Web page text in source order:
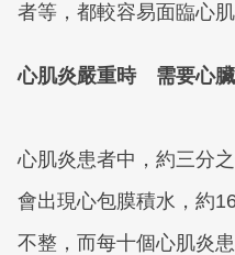
者等，都較容易面臨心肌
心肌炎嚴重時 需要心
心肌炎患者中，約三分
會出現心包膜積水，約
不整，而每十個心肌炎